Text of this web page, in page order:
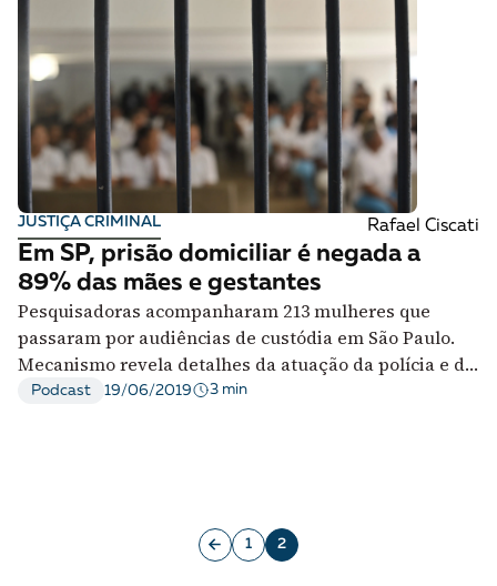
JUSTIÇA CRIMINAL Rafael Ciscati
Em SP, prisão domiciliar é negada a
89% das mães e gestantes
Pesquisadoras acompanharam 213 mulheres que
passaram por audiências de custódia em São Paulo.
Mecanismo revela detalhes da atuação da polícia e do
judiciário
Podcast 19/06/2019 3 min
1 2